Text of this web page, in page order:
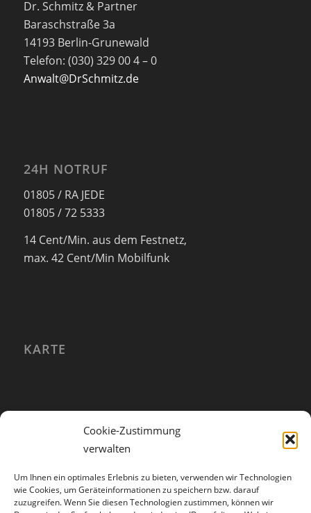
Cookie-Zustimmung
verwalten
Um Ihnen ein optimales Erlebnis zu bieten, verwenden wir Technologien
wie Cookies, um Geräteinformationen zu speichern bzw. darauf
zuzugreifen. Wenn Sie diesen Technologien zustimmen, können wir
Dr. Schmitz & Partner
Baraschstraße 3a
14193 Berlin-Grunewald
Telefon: (030) 329 00 4 – 0
Anwalt@DrSchmitz.de
24H NOTRUF
01805 / RA JEDE
01805 / 72 5333
14 Cent/Min. aus dem Festnetz,
max. 42 Cent/Min Mobilfunk
KARTE